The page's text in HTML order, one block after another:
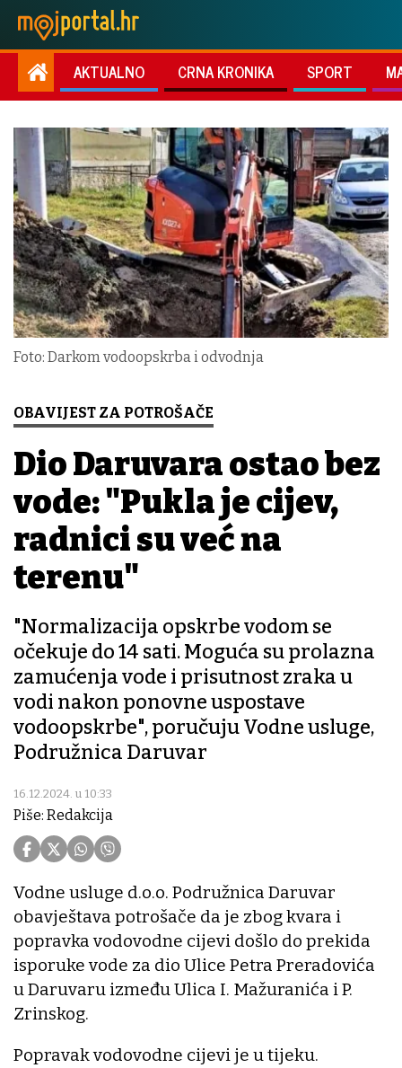
AKTUALNO CRNA KRONIKA SPORT
Foto: Darkom vodoopskrba i odvodnja
OBAVIJEST ZA POTROŠAČE
Dio Daruvara ostao bez
vode: "Pukla je cijev,
radnici su već na
terenu"
"Normalizacija opskrbe vodom se
očekuje do 14 sati. Moguća su prolazna
zamućenja vode i prisutnost zraka u
vodi nakon ponovne uspostave
vodoopskrbe", poručuju Vodne usluge,
Podružnica Daruvar
16.12.2024. u 10:33
Piše: Redakcija
Vodne usluge d.o.o. Podružnica Daruvar
obavještava potrošače da je zbog kvara i
popravka vodovodne cijevi došlo do prekida
isporuke vode za dio Ulice Petra Preradovića
u Daruvaru između Ulica I. Mažuranića i P.
Zrinskog.
Popravak vodovodne cijevi je u tijeku.